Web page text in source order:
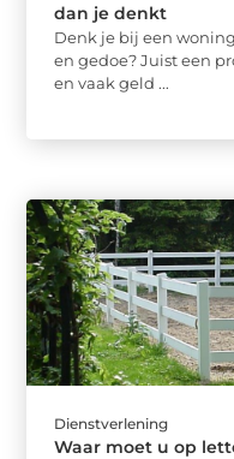
dan je denkt
Denk je bij een
en gedoe? Juist een
en vaak geld ...
Dienstverlening
Waar moet u op